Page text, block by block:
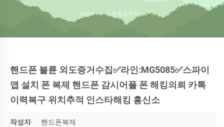
Home / 김충렬원로목사
핸드폰 불륜 외도증거수집✅라인:MG5085✅스파이
앱 설치 폰 복제 핸드폰 감시어플 폰 해킹의뢰 카톡
이력복구 위치추적 인스타해킹 흥신소
작성자 핸드폰복제